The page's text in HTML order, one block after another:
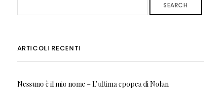
SEARCH
ARTICOLI RECENTI
Nessuno è il mio nome – L’ultima epopea di Nolan